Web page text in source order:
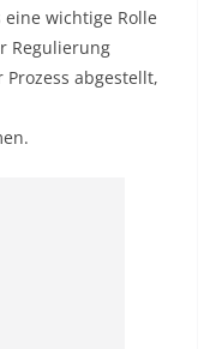
wichtige Rolle
Regulierung
abgestellt,